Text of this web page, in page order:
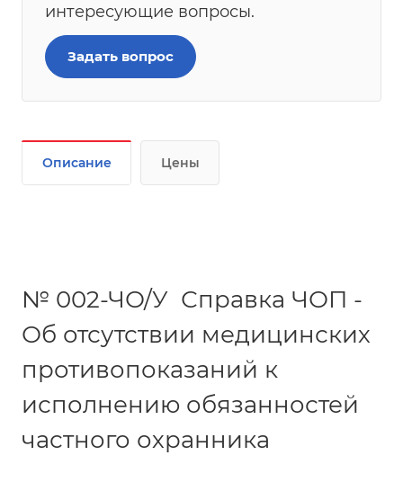
интересующие вопросы.
Задать вопрос
Описание Цены
№ 002-ЧО/У Справка ЧОП -
Об отсутствии медицинских
противопоказаний к
исполнению обязанностей
частного охранника